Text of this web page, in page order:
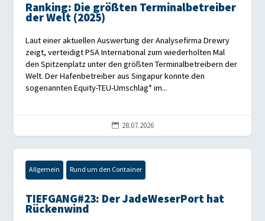
Ranking: Die größten Terminalbetreiber
der Welt (2025)
Laut einer aktuellen Auswertung der Analysefirma Drewry
zeigt, verteidigt PSA International zum wiederholten Mal
den Spitzenplatz unter den größten Terminalbetreibern der
Welt. Der Hafenbetreiber aus Singapur konnte den
sogenannten Equity-TEU-Umschlag* im...
 28.07.2026
Allgemein Rund um den Container
TIEFGANG#23: Der JadeWeserPort hat
Rückenwind